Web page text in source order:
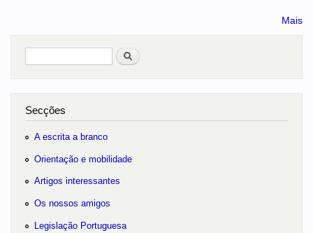
Mais
Pesquisar
Secções
A escrita a branco
Orientação e mobilidade
Artigos interessantes
Os nossos amigos
Legislação Portuguesa